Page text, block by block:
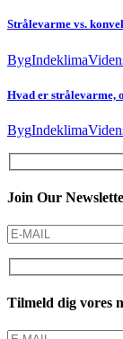
Strålevarme vs.
BygIndeklima
Hvad er strålevarme,
BygIndeklima
Join Our
Tilmeld dig vores